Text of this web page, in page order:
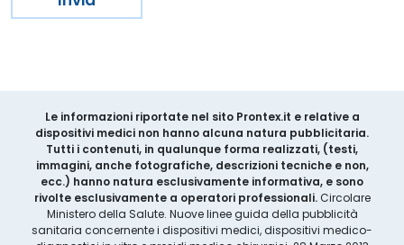
Le informazioni riportate nel sito Prontex.it e relative a
dispositivi medici non hanno alcuna natura pubblicitaria.
Tutti i contenuti, in qualunque forma realizzati, (testi,
immagini, anche fotografiche, descrizioni tecniche e non,
ecc.) hanno natura esclusivamente informativa, e sono
rivolte esclusivamente a operatori professionali.Circolare
Ministero della Salute. Nuove linee guida della pubblicità
sanitaria concernente i dispositivi medici, dispositivi medico-